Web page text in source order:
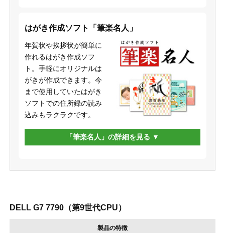
はがき作成ソフト「筆楽名人」
年賀状や挨拶状が簡単に
作れるはがき作成ソフ
ト。手軽にオリジナルは
がきが作成できます。今
まで使用していたはがき
ソフトでの住所録の読み
込みもラクラクです。
「筆楽名人」の詳細を見る
DELL G7 7790（第9世代CPU）
製品の特徴